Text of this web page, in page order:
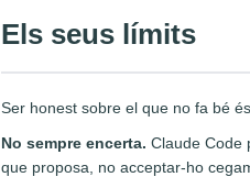
Els seus límits
Ser honest sobre el que no fa bé
No sempre encerta. Claude Code
que proposa, no acceptar-ho